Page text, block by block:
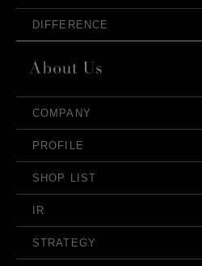
DIFFERENCE
COMPANY
PROFILE
SHOP LIST
IR
STRATEGY